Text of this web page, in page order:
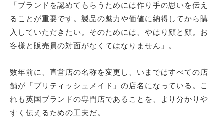
「ブランドを認めてもらうためには作り手の思いを伝え
ることが重要です。製品の魅力や価値に納得してから購
入していただきたい。そのためには、やはり顔と顔。お
客様と販売員の対面がなくてはなりません」。
数年前に、直営店の名称を変更し、いまではすべての店
舗が「ブリティッシュメイド」の店名になっている。こ
れも英国ブランドの専門店であることを、より分かりや
すく伝えるための工夫だ。